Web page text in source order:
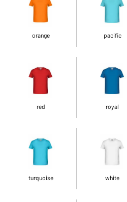
orange pacific
red royal
turquoise white